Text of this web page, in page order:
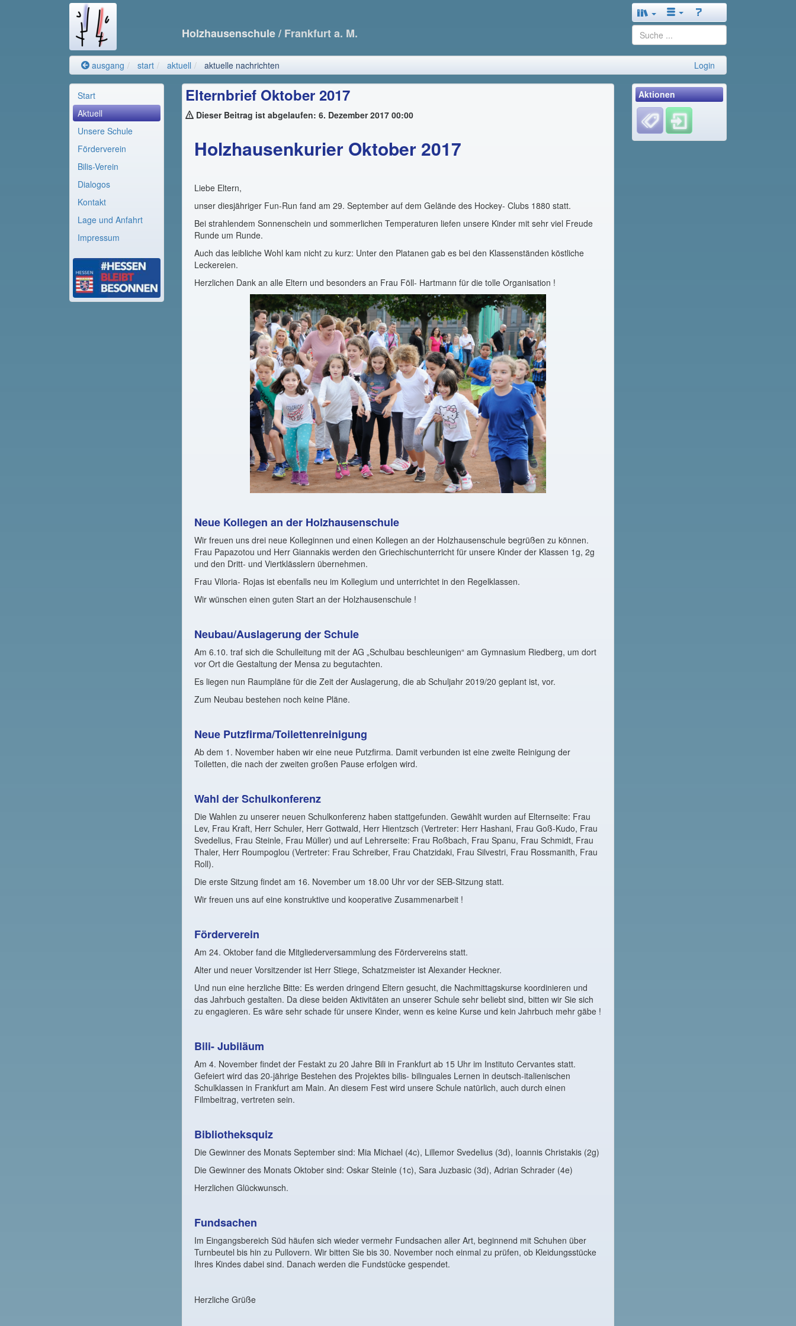
Holzhausenschule/ Frankfurt a. M.
ausgang start aktuell aktuelle nachrichten Login
Start
Aktuell
Unsere Schule
Förderverein
Bilis-Verein
Dialogos
Kontakt
Lage und Anfahrt
Impressum
Elternbrief Oktober 2017
Dieser Beitrag ist abgelaufen: 6. Dezember 2017 00:00
Holzhausenkurier Oktober 2017
Liebe Eltern,
unser diesjähriger Fun-Run fand am 29. September auf dem Gelände des Hockey- Clubs 1880 statt.
Bei strahlendem Sonnenschein und sommerlichen Temperaturen liefen unsere Kinder mit sehr viel Freude
Runde um Runde.
Auch das leibliche Wohl kam nicht zu kurz: Unter den Platanen gab es bei den Klassenständen köstliche
Leckereien.
Herzlichen Dank an alle Eltern und besonders an Frau Föll- Hartmann für die tolle Organisation !
Neue Kollegen an der Holzhausenschule
Wir freuen uns drei neue Kolleginnen und einen Kollegen an der Holzhausenschule begrüßen zu können.
Frau Papazotou und Herr Giannakis werden den Griechischunterricht für unsere Kinder der Klassen 1g, 2g
und den Dritt- und Viertklässlern übernehmen.
Frau Viloria- Rojas ist ebenfalls neu im Kollegium und unterrichtet in den Regelklassen.
Wir wünschen einen guten Start an der Holzhausenschule !
Neubau/Auslagerung der Schule
Am 6.10. traf sich die Schulleitung mit der AG „Schulbau beschleunigen“ am Gymnasium Riedberg, um dort
vor Ort die Gestaltung der Mensa zu begutachten.
Es liegen nun Raumpläne für die Zeit der Auslagerung, die ab Schuljahr 2019/20 geplant ist, vor.
Zum Neubau bestehen noch keine Pläne.
Neue Putzfirma/Toilettenreinigung
Ab dem 1. November haben wir eine neue Putzfirma. Damit verbunden ist eine zweite Reinigung der
Toiletten, die nach der zweiten großen Pause erfolgen wird.
Wahl der Schulkonferenz
Die Wahlen zu unserer neuen Schulkonferenz haben stattgefunden. Gewählt wurden auf Elternseite: Frau
Lev, Frau Kraft, Herr Schuler, Herr Gottwald, Herr Hientzsch (Vertreter: Herr Hashani, Frau Goß-Kudo, Frau
Svedelius, Frau Steinle, Frau Müller) und auf Lehrerseite: Frau Roßbach, Frau Spanu, Frau Schmidt, Frau
Thaler, Herr Roumpoglou (Vertreter: Frau Schreiber, Frau Chatzidaki, Frau Silvestri, Frau Rossmanith, Frau
Roll).
Die erste Sitzung findet am 16. November um 18.00 Uhr vor der SEB-Sitzung statt.
Wir freuen uns auf eine konstruktive und kooperative Zusammenarbeit !
Förderverein
Am 24. Oktober fand die Mitgliederversammlung des Fördervereins statt.
Alter und neuer Vorsitzender ist Herr Stiege, Schatzmeister ist Alexander Heckner.
Und nun eine herzliche Bitte: Es werden dringend Eltern gesucht, die Nachmittagskurse koordinieren und
das Jahrbuch gestalten. Da diese beiden Aktivitäten an unserer Schule sehr beliebt sind, bitten wir Sie sich
zu engagieren. Es wäre sehr schade für unsere Kinder, wenn es keine Kurse und kein Jahrbuch mehr gäbe !
Bili- Jubiläum
Am 4. November findet der Festakt zu 20 Jahre Bili in Frankfurt ab 15 Uhr im Instituto Cervantes statt.
Gefeiert wird das 20-jährige Bestehen des Projektes bilis- bilinguales Lernen in deutsch-italienischen
Schulklassen in Frankfurt am Main. An diesem Fest wird unsere Schule natürlich, auch durch einen
Filmbeitrag, vertreten sein.
Bibliotheksquiz
Die Gewinner des Monats September sind: Mia Michael (4c), Lillemor Svedelius (3d), Ioannis Christakis (2g)
Die Gewinner des Monats Oktober sind: Oskar Steinle (1c), Sara Juzbasic (3d), Adrian Schrader (4e)
Herzlichen Glückwunsch.
Fundsachen
Im Eingangsbereich Süd häufen sich wieder vermehr Fundsachen aller Art, beginnend mit Schuhen über
Turnbeutel bis hin zu Pullovern. Wir bitten Sie bis 30. November noch einmal zu prüfen, ob Kleidungsstücke
Ihres Kindes dabei sind. Danach werden die Fundstücke gespendet.
Herzliche Grüße
Aktionen